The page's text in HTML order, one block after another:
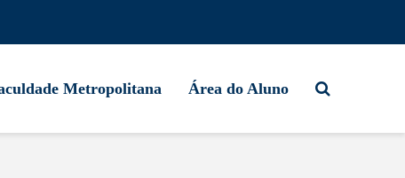
Metropolitana Área do Aluno